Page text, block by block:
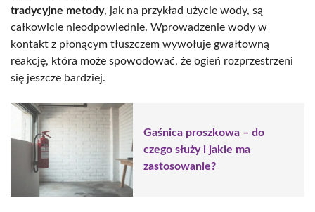
tradycyjne metody, jak na przykład użycie wody, są
całkowicie nieodpowiednie. Wprowadzenie wody w
kontakt z płonącym tłuszczem wywołuje gwałtowną
reakcję, która może spowodować, że ogień rozprzestrzeni
się jeszcze bardziej.
Gaśnica proszkowa – do
czego służy i jakie ma
zastosowanie?